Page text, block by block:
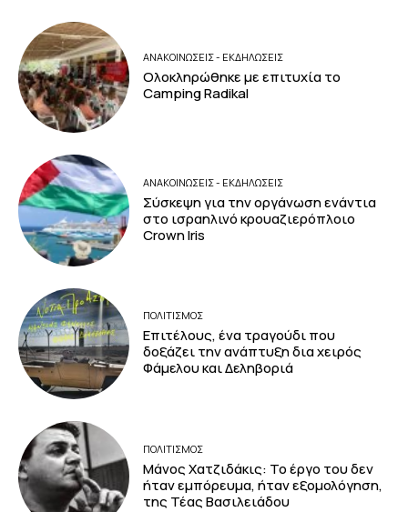
ΑΝΑΚΟΙΝΩΣΕΙΣ - ΕΚΔΗΛΩΣΕΙΣ
Ολοκληρώθηκε με επιτυχία το
Camping Radikal
ΑΝΑΚΟΙΝΩΣΕΙΣ - ΕΚΔΗΛΩΣΕΙΣ
Σύσκεψη για την οργάνωση ενάντια
στο ισραηλινό κρουαζιερόπλοιο
Crown Iris
ΠΟΛΙΤΙΣΜΟΣ
Επιτέλους, ένα τραγούδι που
δοξάζει την ανάπτυξη δια χειρός
Φάμελου και Δεληβοριά
ΠΟΛΙΤΙΣΜΟΣ
Μάνος Χατζιδάκις: Το έργο του δεν
ήταν εμπόρευμα, ήταν εξομολόγηση,
της Τέας Βασιλειάδου